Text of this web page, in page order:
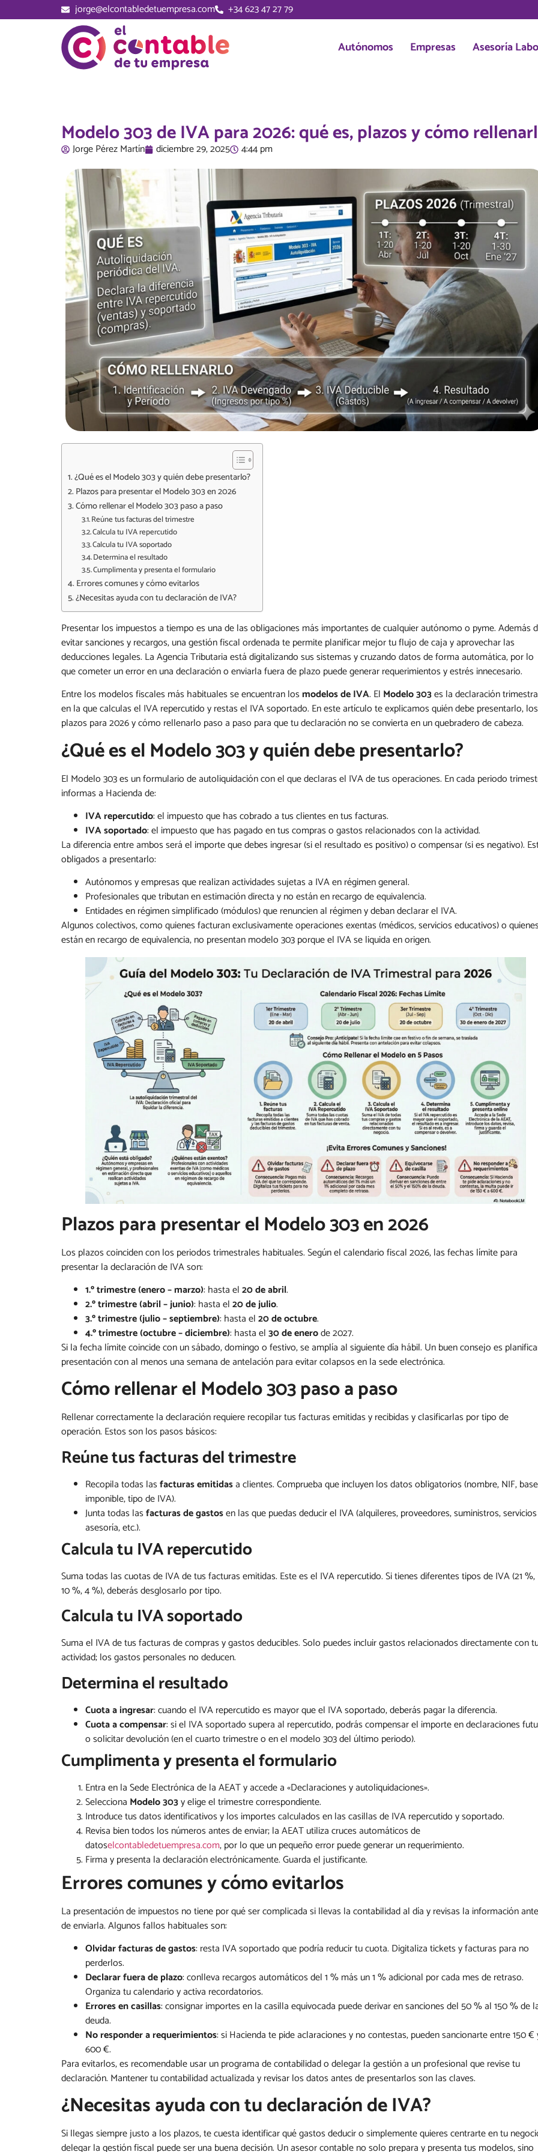
jorge@elcontabledetuempresa.com +34 623 47 27 79
Autónomos Empresas Asesoría
Modelo 303 de IVA para 2026: qué es, plazos y cómo
Jorge Pérez Martí­n diciembre 29, 2025 4:44 pm
¿Qué es el Modelo 303 y quién debe presentarlo?
Plazos para presentar el Modelo 303 en 2026
Cómo rellenar el Modelo 303 paso a paso
Reúne tus facturas del trimestre
Calcula tu IVA repercutido
Calcula tu IVA soportado
Determina el resultado
Cumplimenta y presenta el formulario
Errores comunes y cómo evitarlos
¿Necesitas ayuda con tu declaración de IVA?
Presentar los impuestos a tiempo es una de las obligaciones más importantes de cualquier autónomo o pyme. Además
evitar sanciones y recargos, una gestión fiscal ordenada te permite planificar mejor tu flujo de caja y aprovechar las
deducciones legales. La Agencia Tributaria está digitalizando sus sistemas y cruzando datos de forma automática, por lo
que cometer un error en una declaración o enviarla fuera de plazo puede generar requerimientos y estrés innecesario.
Entre los modelos fiscales más habituales se encuentran losmodelos de IVA. El Modelo 303es la declaración
en la que calculas el IVA repercutido y restas el IVA soportado. En este artículo te explicamos quién debe presentarlo, los
plazos para 2026 y cómo rellenarlo paso a paso para que tu declaración no se convierta en un quebradero de cabeza.
¿Qué es el Modelo 303 y quién debe presentarlo?
El Modelo 303 es un formulario de autoliquidación con el que declaras el IVA de tus operaciones. En cada periodo
informas a Hacienda de:
IVA repercutido: el impuesto que has cobrado a tus clientes en tus facturas.
IVA soportado: el impuesto que has pagado en tus compras o gastos relacionados con la actividad.
La diferencia entre ambos será el importe que debes ingresar (si el resultado es positivo) o compensar (si es negativo).
obligados a presentarlo:
Autónomos y empresas que realizan actividades sujetas a IVA en régimen general.
Profesionales que tributan en estimación directa y no están en recargo de equivalencia.
Entidades en régimen simplificado (módulos) que renuncien al régimen y deban declarar el IVA.
Algunos colectivos, como quienes facturan exclusivamente operaciones exentas (médicos, servicios educativos) o
están en recargo de equivalencia, no presentan modelo 303 porque el IVA se liquida en origen.
Plazos para presentar el Modelo 303 en 2026
Los plazos coinciden con los periodos trimestrales habituales. Según el calendario fiscal 2026, las fechas límite para
presentar la declaración de IVA son:
1.º trimestre (enero – marzo): hasta el20 de abril.
2.º trimestre (abril – junio): hasta el20 de julio.
3.º trimestre (julio – septiembre): hasta el20 de octubre.
4.º trimestre (octubre – diciembre): hasta el30 de enerode 2027.
Si la fecha límite coincide con un sábado, domingo o festivo, se amplía al siguiente día hábil. Un buen consejo es
presentación con al menos una semana de antelación para evitar colapsos en la sede electrónica.
Cómo rellenar el Modelo 303 paso a paso
Rellenar correctamente la declaración requiere recopilar tus facturas emitidas y recibidas y clasificarlas por tipo de
operación. Estos son los pasos básicos:
Reúne tus facturas del trimestre
Recopila todas lasfacturas emitidasa clientes. Comprueba que incluyen los datos obligatorios (nombre, NIF, base
imponible, tipo de IVA).
Junta todas lasfacturas de gastosen las que puedas deducir el IVA (alquileres, proveedores, suministros,
asesoría, etc.).
Calcula tu IVA repercutido
Suma todas las cuotas de IVA de tus facturas emitidas. Este es el IVA repercutido. Si tienes diferentes tipos de IVA (21 %,
10 %, 4 %), deberás desglosarlo por tipo.
Calcula tu IVA soportado
Suma el IVA de tus facturas de compras y gastos deducibles. Solo puedes incluir gastos relacionados directamente con
actividad; los gastos personales no deducen.
Determina el resultado
Cuota a ingresar: cuando el IVA repercutido es mayor que el IVA soportado, deberás pagar la diferencia.
Cuota a compensar: si el IVA soportado supera al repercutido, podrás compensar el importe en declaraciones
o solicitar devolución (en el cuarto trimestre o en el modelo 303 del último periodo).
Cumplimenta y presenta el formulario
Entra en la Sede Electrónica de la AEAT y accede a «Declaraciones y autoliquidaciones».
Selecciona Modelo 303y elige el trimestre correspondiente.
Introduce tus datos identificativos y los importes calculados en las casillas de IVA repercutido y soportado.
Revisa bien todos los números antes de enviar; la AEAT utiliza cruces automáticos de
datoselcontabledetuempresa.com, por lo que un pequeño error puede generar un requerimiento.
Firma y presenta la declaración electrónicamente. Guarda el justificante.
Errores comunes y cómo evitarlos
La presentación de impuestos no tiene por qué ser complicada si llevas la contabilidad al día y revisas la información
de enviarla. Algunos fallos habituales son:
Olvidar facturas de gastos: resta IVA soportado que podría reducir tu cuota. Digitaliza tickets y facturas para no
perderlos.
Declarar fuera de plazo: conlleva recargos automáticos del 1 % más un 1 % adicional por cada mes de retraso.
Organiza tu calendario y activa recordatorios.
Errores en casillas: consignar importes en la casilla equivocada puede derivar en sanciones del 50 % al 150 % de
deuda.
No responder a requerimientos: si Hacienda te pide aclaraciones y no contestas, pueden sancionarte entre 150 €
600 €.
Para evitarlos, es recomendable usar un programa de contabilidad o delegar la gestión a un profesional que revise tu
declaración. Mantener tu contabilidad actualizada y revisar los datos antes de presentarlos son las claves.
¿Necesitas ayuda con tu declaración de IVA?
Si llegas siempre justo a los plazos, te cuesta identificar qué gastos deducir o simplemente quieres centrarte en tu
delegar la gestión fiscal puede ser una buena decisión. Un asesor contable no solo prepara y presenta tus modelos, sino